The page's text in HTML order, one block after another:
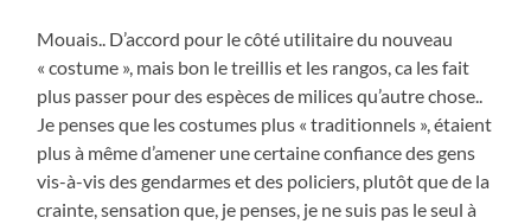
Mouais.. D’accord pour le côté utilitaire du nouveau
« costume », mais bon le treillis et les rangos, ca les fait
plus passer pour des espèces de milices qu’autre chose..
Je penses que les costumes plus « traditionnels », étaient
plus à même d’amener une certaine confiance des gens
vis-à-vis des gendarmes et des policiers, plutôt que de la
crainte, sensation que, je penses, je ne suis pas le seul à